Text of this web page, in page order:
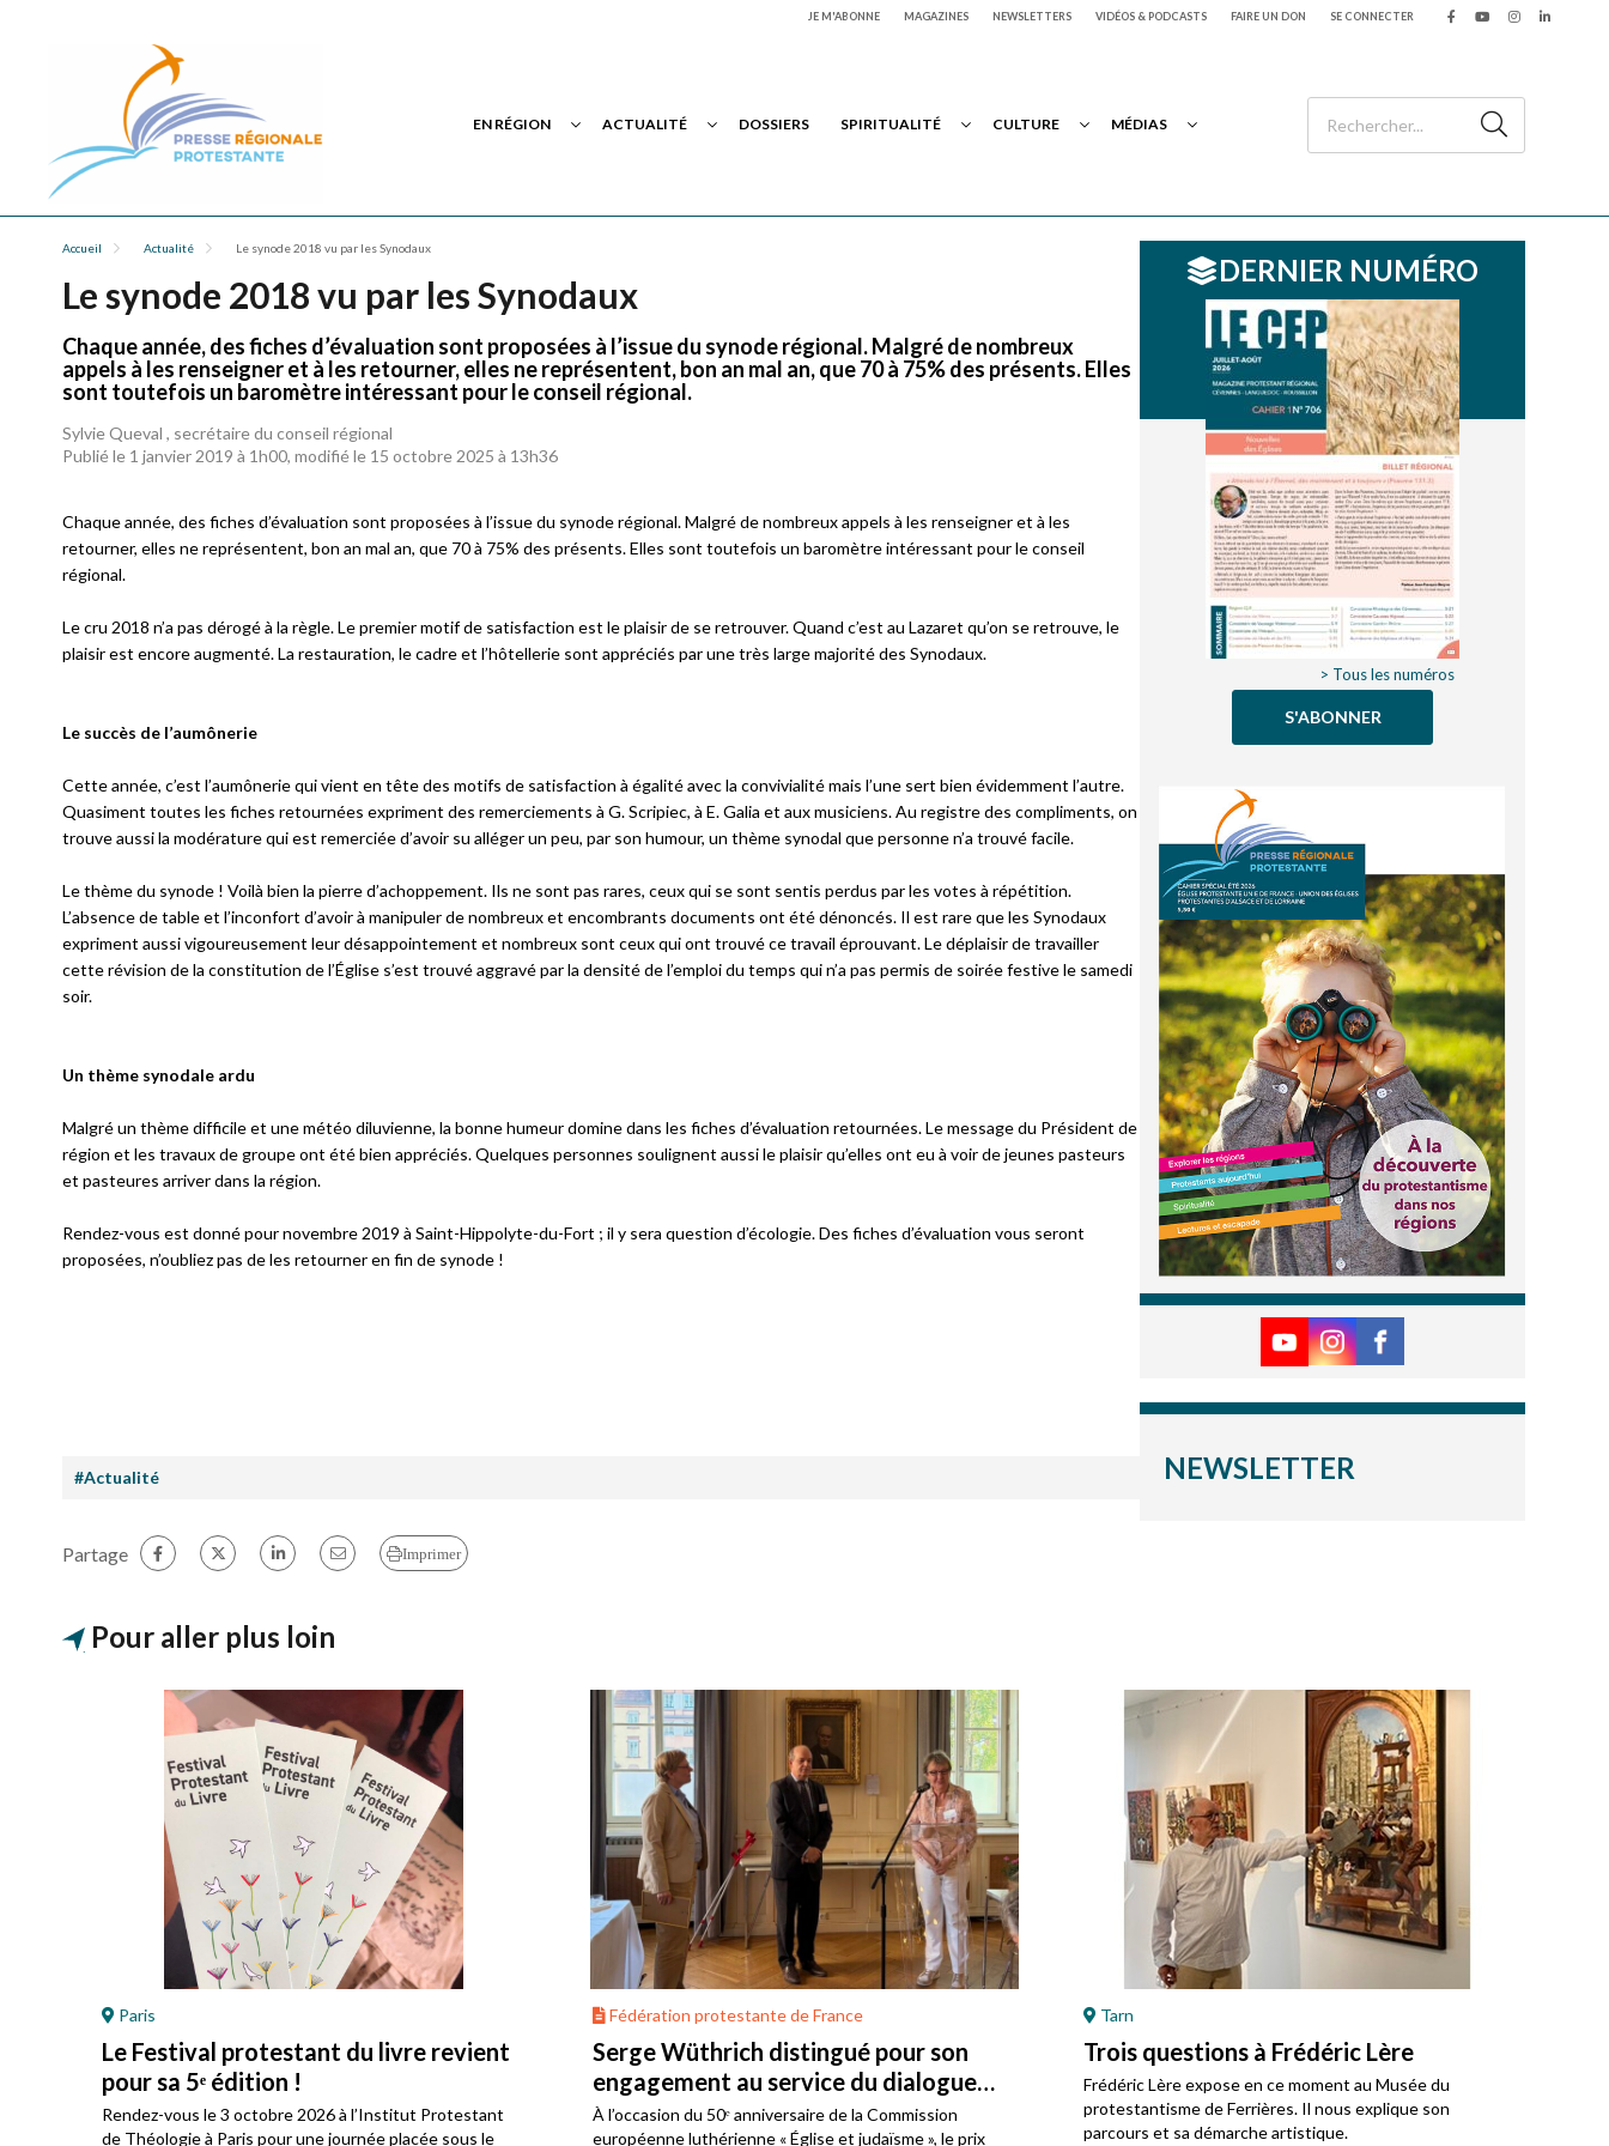
JE M'ABONNE MAGAZINES NEWSLETTERS VIDÉOS & PODCASTS FAIRE UN DON SE CONNECTER
EN RÉGION ACTUALITÉ DOSSIERS SPIRITUALITÉ CULTURE MÉDIAS
Accueil Actualité Le synode 2018 vu par les Synodaux
Le synode 2018 vu par les Synodaux
Chaque année, des fiches d’évaluation sont proposées à l’issue du synode régional. Malgré de nombreux
appels à les renseigner et à les retourner, elles ne représentent, bon an mal an, que 70 à 75% des présents. Elles
sont toutefois un baromètre intéressant pour le conseil régional.
Sylvie Queval , secrétaire du conseil régional
Publié le 1 janvier 2019 à 1h00, modifié le 15 octobre 2025 à 13h36
Chaque année, des fiches d’évaluation sont proposées à l’issue du synode régional. Malgré de nombreux appels à les renseigner et à les
retourner, elles ne représentent, bon an mal an, que 70 à 75% des présents. Elles sont toutefois un baromètre intéressant pour le conseil
régional.
Le cru 2018 n’a pas dérogé à la règle. Le premier motif de satisfaction est le plaisir de se retrouver. Quand c’est au Lazaret qu’on se retrouve, le
plaisir est encore augmenté. La restauration, le cadre et l’hôtellerie sont appréciés par une très large majorité des Synodaux.
Le succès de l’aumônerie
Cette année, c’est l’aumônerie qui vient en tête des motifs de satisfaction à égalité avec la convivialité mais l’une sert bien évidemment l’autre.
Quasiment toutes les fiches retournées expriment des remerciements à G. Scripiec, à E. Galia et aux musiciens. Au registre des compliments, on
trouve aussi la modérature qui est remerciée d’avoir su alléger un peu, par son humour, un thème synodal que personne n’a trouvé facile.
Le thème du synode ! Voilà bien la pierre d’achoppement. Ils ne sont pas rares, ceux qui se sont sentis perdus par les votes à répétition.
L’absence de table et l’inconfort d’avoir à manipuler de nombreux et encombrants documents ont été dénoncés. Il est rare que les Synodaux
expriment aussi vigoureusement leur désappointement et nombreux sont ceux qui ont trouvé ce travail éprouvant. Le déplaisir de travailler
cette révision de la constitution de l’Église s’est trouvé aggravé par la densité de l’emploi du temps qui n’a pas permis de soirée festive le samedi
soir.
Un thème synodale ardu
Malgré un thème difficile et une météo diluvienne, la bonne humeur domine dans les fiches d’évaluation retournées. Le message du Président de
région et les travaux de groupe ont été bien appréciés. Quelques personnes soulignent aussi le plaisir qu’elles ont eu à voir de jeunes pasteurs
et pasteures arriver dans la région.
Rendez-vous est donné pour novembre 2019 à Saint-Hippolyte-du-Fort ; il y sera question d’écologie. Des fiches d’évaluation vous seront
proposées, n’oubliez pas de les retourner en fin de synode !
#Actualité
DERNIER NUMÉRO
> Tous les numéros
S'ABONNER
NEWSLETTER
Partage Imprimer
Pour aller plus loin
Paris
Le Festival protestant du livre revient
pour sa 5ᵉ édition !
Rendez-vous le 3 octobre 2026 à l’Institut Protestant
de Théologie à Paris pour une journée placée sous le
Fédération protestante de France
Serge Wüthrich distingué pour son
engagement au service du dialogue
judéo-chrétien
À l’occasion du 50ᵉ anniversaire de la Commission
européenne luthérienne « Église et judaïsme », le prix
Tarn
Trois questions à Frédéric Lère
Frédéric Lère expose en ce moment au Musée du
protestantisme de Ferrières. Il nous explique son
parcours et sa démarche artistique.